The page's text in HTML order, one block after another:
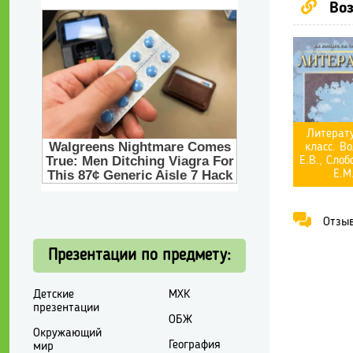
класс.
Е.В.,
Е.М.
Презентации по предмету:
Детские
презентации
Окружающий
мир
МХК
ОБЖ
География